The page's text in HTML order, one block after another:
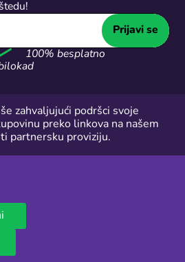
Prijavi se
100% besplatno
zahvaljujući podršci svoje
preko linkova na našem
partnersku proviziju.